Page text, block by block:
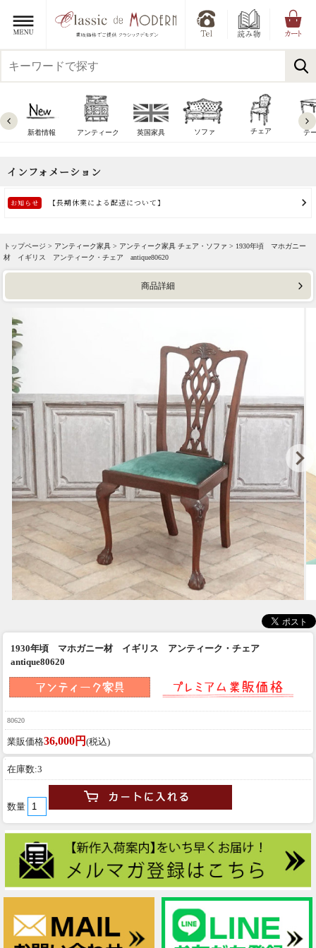
新着情報 アンティーク 英国家具 ソファ チェア テ
トップページ > アンティーク家具 > アンティーク家具 チェア・ソファ > 1930年頃 マホガニー
材 イギリス アンティーク・チェア antique80620
商品詳細
1930年頃 マホガニー材 イギリス アンティーク・チェア
antique80620
80620
業販価格36,000円 (税込)
在庫数:3
数量